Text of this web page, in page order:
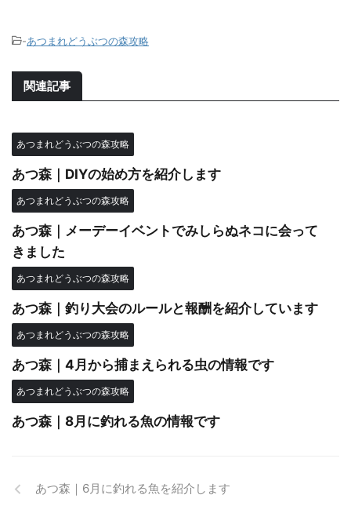
-あつまれどうぶつの森攻略
関連記事
あつまれどうぶつの森攻略
あつ森｜DIYの始め方を紹介します
あつまれどうぶつの森攻略
あつ森｜メーデーイベントでみしらぬネコに会って
きました
あつまれどうぶつの森攻略
あつ森｜釣り大会のルールと報酬を紹介しています
あつまれどうぶつの森攻略
あつ森｜4月から捕まえられる虫の情報です
あつまれどうぶつの森攻略
あつ森｜8月に釣れる魚の情報です
あつ森｜6月に釣れる魚を紹介します